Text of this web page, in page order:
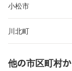
小松市
川北町
他の市区町村